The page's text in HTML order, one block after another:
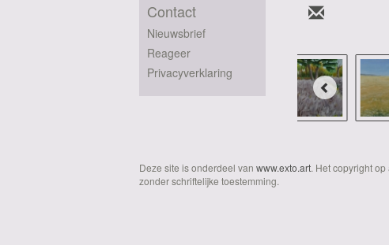
Contact
Nieuwsbrief
Reageer
Privacyverklaring
Deze site is onderdeel van www.exto.art. Het copyright
zonder schriftelijke toestemming.